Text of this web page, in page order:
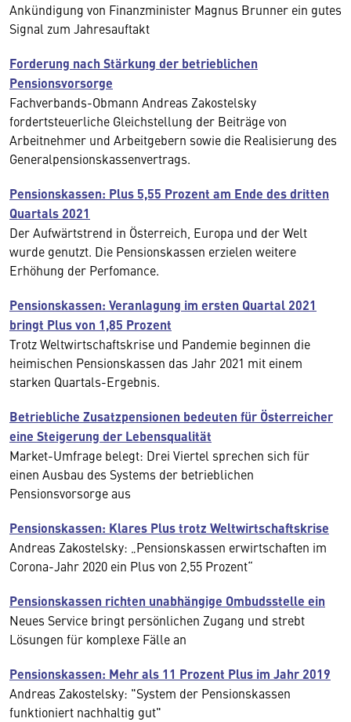
Ankündigung von Finanzminister Magnus Brunner ein gutes
Signal zum Jahresauftakt
Forderung nach Stärkung der betrieblichen
Pensionsvorsorge
Fachverbands-Obmann Andreas Zakostelsky
fordertsteuerliche Gleichstellung der Beiträge von
Arbeitnehmer und Arbeitgebern sowie die Realisierung des
Generalpensionskassenvertrags.
Pensionskassen: Plus 5,55 Prozent am Ende des dritten
Quartals 2021
Der Aufwärtstrend in Österreich, Europa und der Welt
wurde genutzt. Die Pensionskassen erzielen weitere
Erhöhung der Perfomance.
Pensionskassen: Veranlagung im ersten Quartal 2021
bringt Plus von 1,85 Prozent
Trotz Weltwirtschaftskrise und Pandemie beginnen die
heimischen Pensionskassen das Jahr 2021 mit einem
starken Quartals-Ergebnis.
Betriebliche Zusatzpensionen bedeuten für Österreicher
eine Steigerung der Lebensqualität
Market-Umfrage belegt: Drei Viertel sprechen sich für
einen Ausbau des Systems der betrieblichen
Pensionsvorsorge aus
Pensionskassen: Klares Plus trotz Weltwirtschaftskrise
Andreas Zakostelsky: „Pensionskassen erwirtschaften im
Corona-Jahr 2020 ein Plus von 2,55 Prozent“
Pensionskassen richten unabhängige Ombudsstelle ein
Neues Service bringt persönlichen Zugang und strebt
Lösungen für komplexe Fälle an
Pensionskassen: Mehr als 11 Prozent Plus im Jahr 2019
Andreas Zakostelsky: "System der Pensionskassen
funktioniert nachhaltig gut"